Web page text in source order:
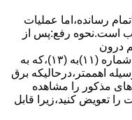
رﺳﺎﻧﺪه،اﻣﺎ ﻋﻤﻠﯿﺎت
ﺧﺮاب اﺳﺖ.نحوه رﻓﻊ:ﭘﺲ از
درون
ﻫﯿﺪرواﺳﺘﺎت،میبایست ﮐﻨﺘﺎﮐﺖ ﻣﺸﺘﺮک شماره (۱۱)به (۱۳)،ﮐﻪ ﺑﻪ
اهممتر،درحالیکه ﺑﺮق
ﻫﺎی ﻣﺬﮐﻮر را ﻣﺸﺎﻫﺪه
را ﺗﻌﻮﯾﺾ ﮐﻨﯿﺪ،زﯾﺮا قابل